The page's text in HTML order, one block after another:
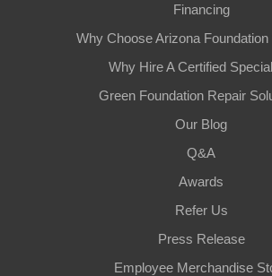
Financing
Why Choose Arizona Foundation
Why Hire A Certified
Green Foundation Repair
Our Blog
Q&A
Awards
Refer Us
Press Release
Employee Merchandise